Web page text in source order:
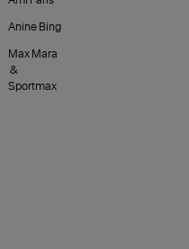
Anine Bing
Max Mara
&
Sportmax